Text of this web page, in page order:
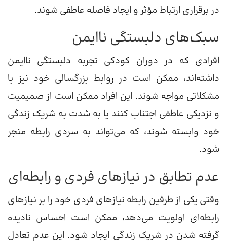
در برقراری ارتباط مؤثر و ایجاد فاصله عاطفی شوند.
سبک‌های دلبستگی ناایمن
افرادی که در دوران کودکی تجربه دلبستگی ناایمن
داشته‌اند، ممکن است در روابط بزرگسالی خود نیز با
مشکلاتی مواجه شوند. این افراد ممکن است از صمیمیت
و نزدیکی عاطفی اجتناب کنند یا به شدت به شریک زندگی
خود وابسته شوند، که می‌تواند به سردی رابطه منجر
شود.
عدم تطابق در نیازهای فردی و رابطه‌ای
وقتی یکی از طرفین رابطه نیازهای فردی خود را بر نیازهای
رابطه‌ای اولویت می‌دهد، ممکن است احساس نادیده
گرفته شدن در شریک زندگی ایجاد شود. این عدم تعادل